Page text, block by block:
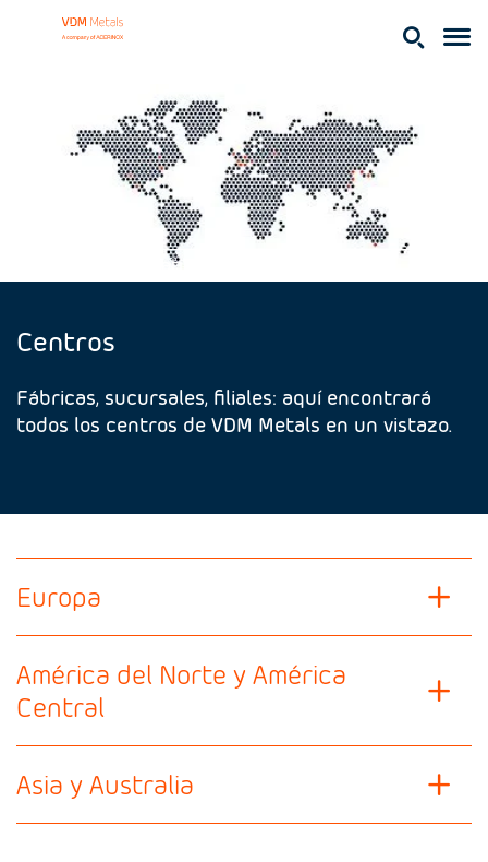
52666956_illustration_Weltkarte
Centros
Fábricas, sucursales, filiales: aquí encontrará
todos los centros de VDM Metals en un vistazo.
Europa
América del Norte y América
Central
Asia y Australia